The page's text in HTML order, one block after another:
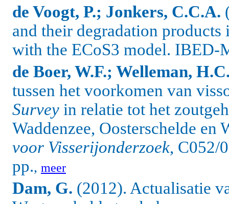
de Voogt, P.; Jonkers, C.C.A.
and their degradation
with the ECoS3 model. IBED-
de Boer, W.F.; Welleman,
tussen het voorkomen van
Survey in relatie tot het
Waddenzee, Oosterschelde en
voor Visserijonderzoek, C052/
pp., meer
Dam, G. (2012). Actualisatie